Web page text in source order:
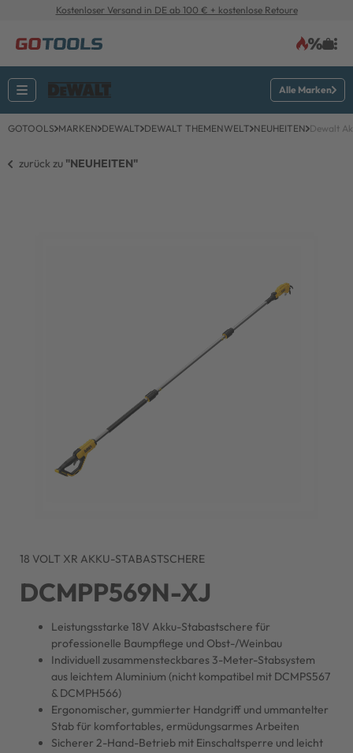
Kostenloser Versand in DE ab 100 € + kostenlose Retoure
Alle Marken
GOTOOLS MARKEN DEWALT DEWALT THEMENWELT NEUHEITEN Dewalt
zurück zu "NEUHEITEN"
18 VOLT XR AKKU-STABASTSCHERE
DCMPP569N-XJ
Leistungsstarke 18V Akku-Stabastschere für
professionelle Baumpflege und Obst-/Weinbau
Individuell zusammensteckbares 3-Meter-Stabsystem
aus leichtem Aluminium (nicht kompatibel mit DCMPS567
& DCMPH566)
Ergonomischer, gummierter Handgriff und ummantelter
Stab für komfortables, ermüdungsarmes Arbeiten
Sicherer 2-Hand-Betrieb mit Einschaltsperre und leicht